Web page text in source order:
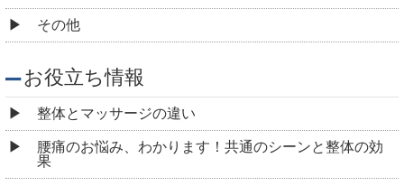
整体とカイロプラクティックの違い
「高い整体」と「安いマッサージ」の違いって？
整体が痛いってホント？
「整体が不安・・・」選び方がわからない方へ
鍼灸（はりきゅう）って痛い？火傷しない？ 四ツ谷に
あるBLBはり灸整骨院が解説します。